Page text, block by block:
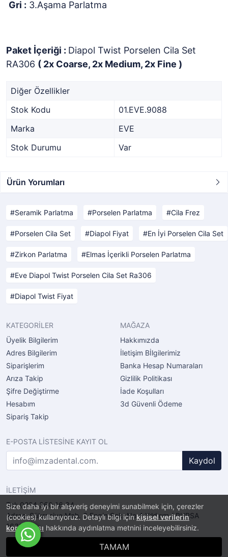
Size daha iyi bir alışveriş deneyimi sunabilmek için, çerezler
(cookies) kullanıyoruz. Detaylı bilgi içinkişisel verilerin
korunması hakkında aydınlatma metnini inceleyebilirsiniz.
TAMAM
Gri : 3.Aşama Parlatma
Paket İçeriği : Diapol Twist Porselen Cila Set
RA306 ( 2x Coarse, 2x Medium, 2x Fine )
Diğer Özellikler
Stok Kodu
01.EVE.9088
Marka
EVE
Stok Durumu
Var
Ürün Yorumları
Seramik Parlatma Porselen Parlatma Cila Frez
Porselen Cila Set Diapol Fiyat En İyi Porselen Cila Set
Zirkon Parlatma Elmas İçerikli Porselen Parlatma
Eve Diapol Twist Porselen Cila Set Ra306
Diapol Twist Fiyat
KATEGORİLER
Üyelik Bilgilerim
Adres Bilgilerim
Siparişlerim
Arıza Takip
Şifre Değiştirme
Hesabım
Sipariş Takip
MAĞAZA
Hakkımızda
İletişim Bİlgilerimiz
Banka Hesap Numaraları
Gizlilik Politikası
İade Koşulları
3d Güvenli Ödeme
E-POSTA LİSTESİNE KAYIT OL
Kaydol
İLETİŞİM
Tel: 0224 360 16 34
Adres: Şükraniye Mah. 6.Engin Sok. No.4 Yıldırım / BURSA
16320
E-Ticaret Sistemi